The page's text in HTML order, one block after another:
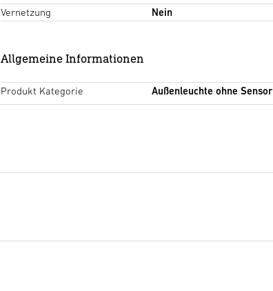
Vernetzung Nein
Allgemeine Informationen
Produkt Kategorie Außenleuchte ohne Sensor